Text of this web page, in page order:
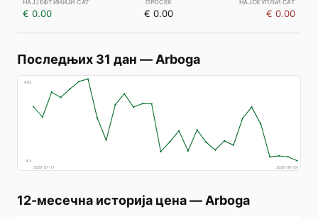
€ 0.00 € 0.00 € 0.00
Последњих 31 дан — Arboga
€83
€4
2026-07-11
2026-08-09
12-месечна историја цена— Arboga